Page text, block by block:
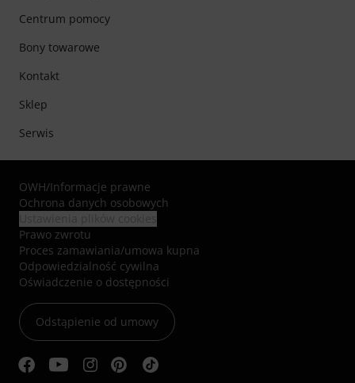
Centrum pomocy
Bony towarowe
Kontakt
Sklep
Serwis
OWH/Informacje prawne
Ochrona danych osobowych
Prawo zwrotu
Proces zamawiania/umowa kupna
Odpowiedzialność cywilna
Oświadczenie o dostępności
Odstąpienie od umowy